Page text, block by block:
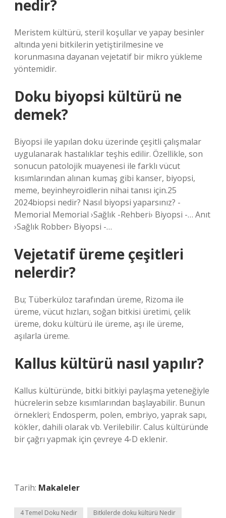
nedir?
Meristem kültürü, steril koşullar ve yapay besinler
altında yeni bitkilerin yetiştirilmesine ve
korunmasına dayanan vejetatif bir mikro yükleme
yöntemidir.
Doku biyopsi kültürü ne
demek?
Biyopsi ile yapılan doku üzerinde çeşitli çalışmalar
uygulanarak hastalıklar teşhis edilir. Özellikle, son
sonucun patolojik muayenesi ile farklı vücut
kısımlarından alınan kumaş gibi kanser, biyopsi,
meme, beyinheyroidlerin nihai tanısı için.25
2024biopsi nedir? Nasıl biyopsi yaparsınız? -
Memorial Memorial ›Sağlık -Rehberi› Biyopsi -… Anıt
›Sağlık Robber› Biyopsi -…
Vejetatif üreme çeşitleri
nelerdir?
Bu; Tüberküloz tarafından üreme, Rizoma ile
üreme, vücut hızları, soğan bitkisi üretimi, çelik
üreme, doku kültürü ile üreme, aşı ile üreme,
aşılarla üreme.
Kallus kültürü nasıl yapılır?
Kallus kültüründe, bitki bitkiyi paylaşma yeteneğiyle
hücrelerin sebze kısımlarından başlayabilir. Bunun
örnekleri; Endosperm, polen, embriyo, yaprak sapı,
kökler, dahili olarak vb. Verilebilir. Calus kültüründe
bir çağrı yapmak için çevreye 4-D eklenir.
Tarih: Makaleler
4 Temel Doku Nedir Bitkilerde doku kültürü Nedir